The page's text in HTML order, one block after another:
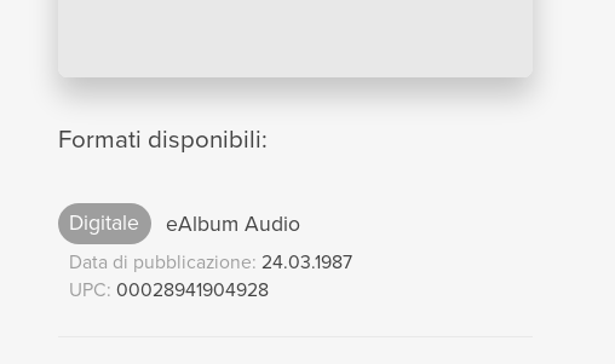
Formati disponibili:
Digitale eAlbum Audio
Data di pubblicazione: 24.03.1987
UPC: 00028941904928